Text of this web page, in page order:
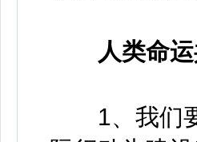
人类命
1、我们要